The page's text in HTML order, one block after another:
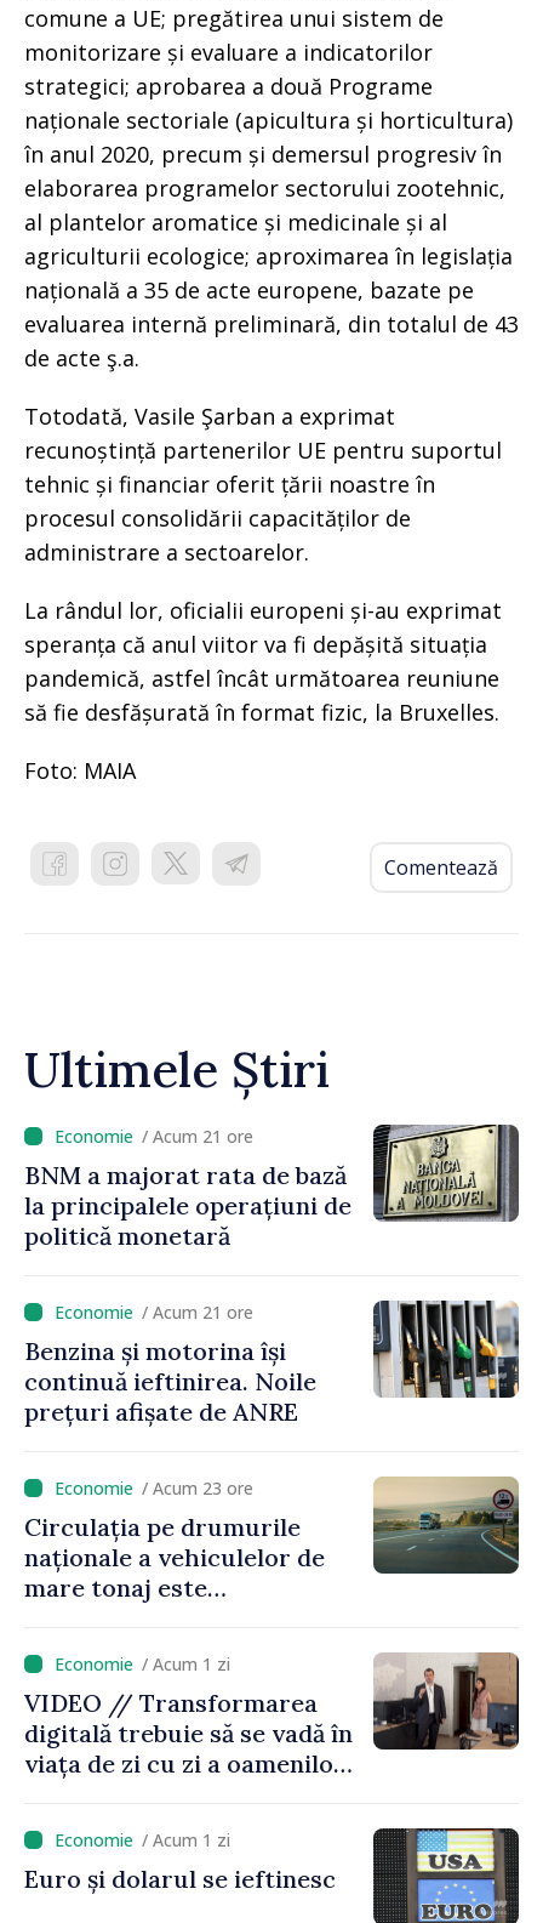
comune a UE; pregătirea unui sistem de
monitorizare și evaluare a indicatorilor
strategici; aprobarea a două Programe
naționale sectoriale (apicultura și horticultura)
în anul 2020, precum și demersul progresiv în
elaborarea programelor sectorului zootehnic,
al plantelor aromatice și medicinale și al
agriculturii ecologice; aproximarea în legislația
națională a 35 de acte europene, bazate pe
evaluarea internă preliminară, din totalul de 43
de acte ş.a.
Totodată, Vasile Şarban a exprimat
recunoștință partenerilor UE pentru suportul
tehnic și financiar oferit țării noastre în
procesul consolidării capacităților de
administrare a sectoarelor.
La rândul lor, oficialii europeni și-au exprimat
speranța că anul viitor va fi depășită situația
pandemică, astfel încât următoarea reuniune
să fie desfășurată în format fizic, la Bruxelles.
Foto: MAIA
Comentează
Ultimele Știri
/ Acum 21 ore
BNM a majorat rata de bază
la principalele operațiuni de
politică monetară
/ Acum 21 ore
Benzina și motorina își
continuă ieftinirea. Noile
prețuri afișate de ANRE
/ Acum 23 ore
Circulația pe drumurile
naționale a vehiculelor de
mare tonaj este
caniculă
/ Acum 1 zi
VIDEO // Transformarea
digitală trebuie să se vadă în
viața de zi cu zi a oamenilor
funcționează economia:
premierul Vasile Tofan, în
vizită la AGE
/ Acum 1 zi
Euro și dolarul se ieftinesc